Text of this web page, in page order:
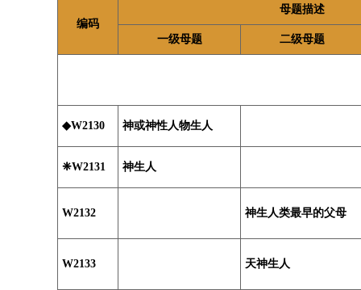
编码
母题描述
一级母题 二级母题
◆W2130 神或神性人物生人
❈W2131 神生人
W2132 神生人类最早的父母
W2133 天神生人